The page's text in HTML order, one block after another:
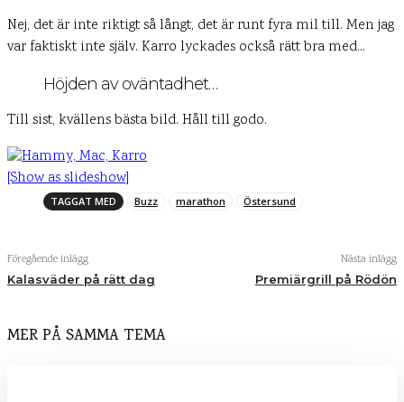
Nej, det är inte riktigt så långt, det är runt fyra mil till. Men jag
var faktiskt inte själv. Karro lyckades också rätt bra med…
Höjden av oväntadhet…
Till sist, kvällens bästa bild. Håll till godo.
[Show as slideshow]
TAGGAT MED Buzz marathon Östersund
Föregående inlägg
Kalasväder på rätt dag
Nästa inlägg
Premiärgrill på Rödön
MER PÅ SAMMA TEMA